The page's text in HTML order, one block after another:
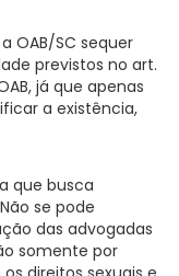
OAB/SC sequer
previstos no art.
já que apenas
a existência,
que busca
se pode
das advogadas
somente por